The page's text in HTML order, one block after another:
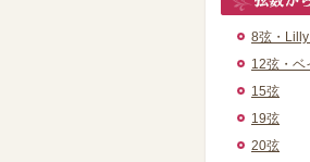
8弦・
12弦・ベ
15弦
19弦
20弦